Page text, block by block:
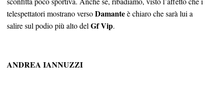
telespettatori mostrano versoDamanteè chiaro che sarà lui a
salire sul podio più alto del Gf Vip.
ANDREA IANNUZZI